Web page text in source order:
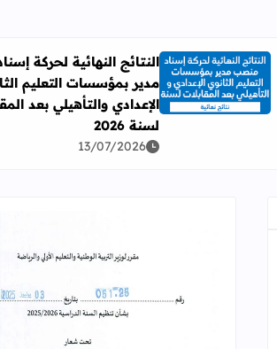
اقرأ المزيد عن النتائج النهائية لحركة
النتائج النهائية لحركة
مدير بمؤسسات التعليم
الإعدادي والتأهيلي بعد
لسنة 2026
13/07/2026
قراءة المزيد عن